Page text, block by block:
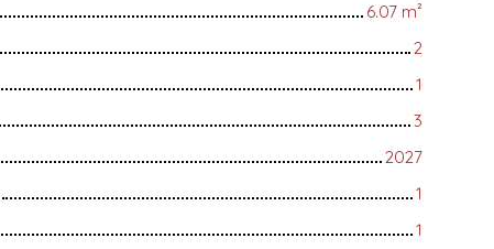
6.07 m²
2
1
3
2027
1
1